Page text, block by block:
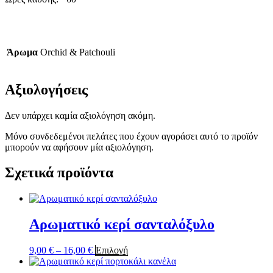
Άρωμα Orchid & Patchouli
Αξιολογήσεις
Δεν υπάρχει καμία αξιολόγηση ακόμη.
Μόνο συνδεδεμένοι πελάτες που έχουν αγοράσει αυτό το προϊόν
μπορούν να αφήσουν μία αξιολόγηση.
Σχετικά προϊόντα
Αρωματικό κερί σανταλόξυλο
9,00 € – 16,00 €Price
range:
ΕπιλογήΑυτό
το